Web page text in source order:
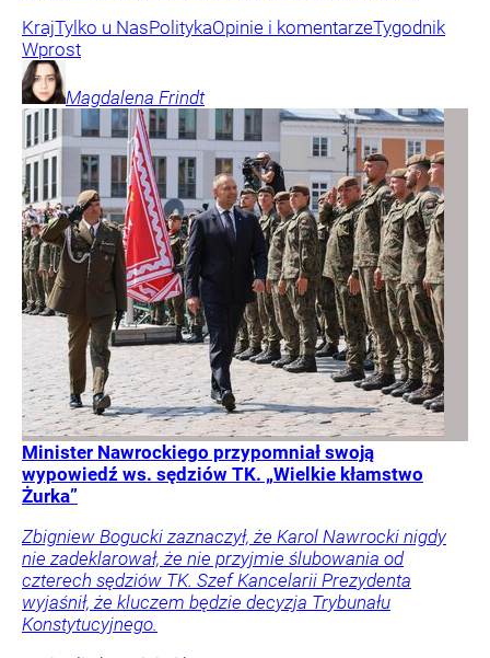
KrajTylko u NasPolitykaOpinie i komentarzeTygodnik
Wprost
Magdalena Frindt
Minister Nawrockiego przypomniał swoją
wypowiedź ws. sędziów TK. „Wielkie kłamstwo
Żurka”
Zbigniew Bogucki zaznaczył, że Karol Nawrocki nigdy
nie zadeklarował, że nie przyjmie ślubowania od
czterech sędziów TK. Szef Kancelarii Prezydenta
wyjaśnił, że kluczem będzie decyzja Trybunału
Konstytucyjnego.